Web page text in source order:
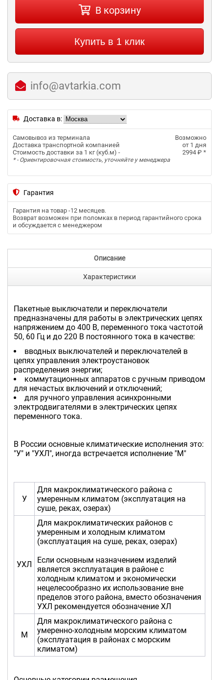
В корзину
Купить в 1 клик
info@avtarkia.com
Доставка в:
Самовывоз из терминала
Возможно
Доставка транспортной компанией
от 1 дня
Стоимость доставки за 1 кг (куб.м) -
2994 ₽ *
* - Ориентировочная стоимость, уточняйте у менеджера
Гарантия
Гарантия на товар -12 месяцев.
Возврат возможен при поломках в период гарантийного срока
и обсуждается с менеджером
Описание
Характеристики
Пакетные выключатели и переключатели
предназначены для работы в электрических цепях
напряжением до 400 В, переменного тока частотой
50, 60 Гц и до 220 В постоянного тока в качестве:
вводных выключателей и переключателей в
цепях управления электроустановок
распределения энергии;
коммутационных аппаратов с ручным приводом
для нечастых включений и отключений;
для ручного управления асинхронными
электродвигателями в электрических цепях
переменного тока.
В России основные климатические исполнения это:
"У" и "УХЛ", иногда встречается исполнение "М"
У
Для макроклиматического района с
умеренным климатом (эксплуатация на
суше, реках, озерах)
УХЛ
Для макроклиматических районов с
умеренным и холодным климатом
(эксплуатация на суше, реках, озерах)
Если основным назначением изделий
является эксплуатация в районе с
холодным климатом и экономически
нецелесообразно их использование вне
пределов этого района, вместо обозначения
УХЛ рекомендуется обозначение ХЛ
М
Для макроклиматического района с
умеренно-холодным морским климатом
(эксплуатация в районах с морским
климатом)